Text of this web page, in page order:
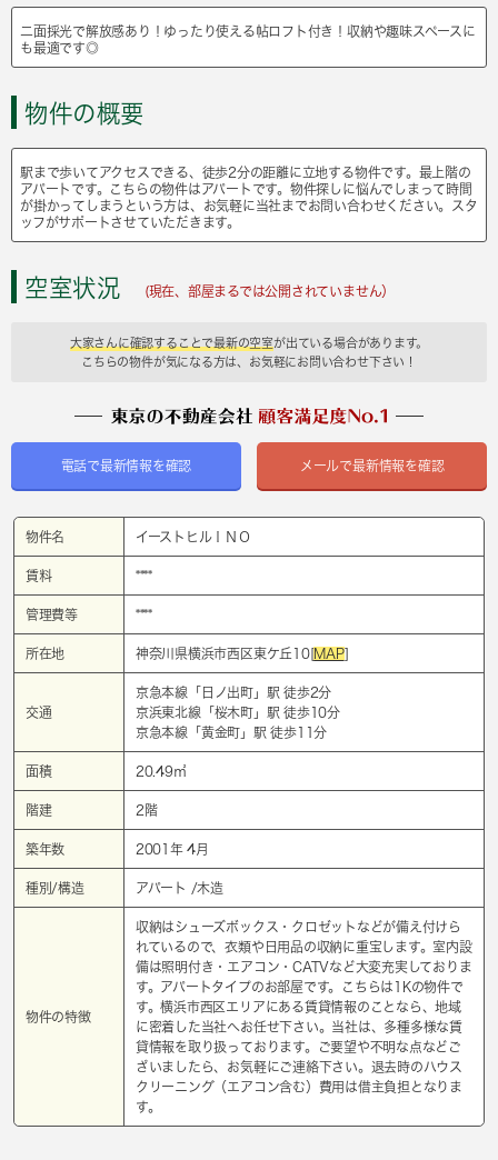
二面採光で解放感あり！ゆったり使える帖ロフト付き！収納や趣味スペースに
も最適です◎
物件の概要
駅まで歩いてアクセスできる、徒歩2分の距離に立地する物件です。最上階の
アパートです。こちらの物件はアパートです。物件探しに悩んでしまって時間
が掛かってしまうという方は、お気軽に当社までお問い合わせください。スタ
ッフがサポートさせていただきます。
空室状況 (現在、部屋まるでは公開されていません）
大家さんに確認することで最新の空室が出ている場合があります。
こちらの物件が気になる方は、お気軽にお問い合わせ下さい！
電話で最新情報を確認 メールで最新情報を確認
物件名 イーストヒルＩＮＯ
賃料 ****
管理費等 ****
所在地 神奈川県横浜市西区東ケ丘10[MAP]
交通
京急本線「 日ノ出町」駅 徒歩2分
京浜東北線「 桜木町」駅 徒歩10分
京急本線「 黄金町 」駅 徒歩11分
面積 20.49㎡
階建 2階
築年数 2001年 4月
種別/構造 アパート /木造
物件の特徴
収納はシューズボックス・クロゼットなどが備え付けら
れているので、衣類や日用品の収納に重宝します。室内設
備は照明付き・エアコン・CATVなど大変充実しておりま
す。アパートタイプのお部屋です。こちらは1Kの物件で
す。横浜市西区エリアにある賃貸情報のことなら、地域
に密着した当社へお任せ下さい。当社は、多種多様な賃
貸情報を取り扱っております。ご要望や不明な点などご
ざいましたら、お気軽にご連絡下さい。退去時のハウス
クリーニング（エアコン含む）費用は借主負担となりま
す。